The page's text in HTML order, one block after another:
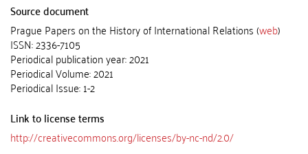
Source document
Prague Papers on the History of International Relations (web)
ISSN: 2336-7105
Periodical publication year: 2021
Periodical Volume: 2021
Periodical Issue: 1-2
Link to license terms
http://creativecommons.org/licenses/by-nc-nd/2.0/